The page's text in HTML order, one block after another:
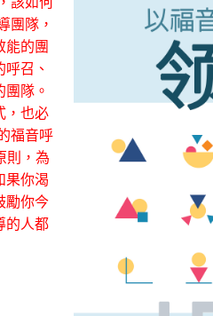
團隊，
能的團
召、
隊。
，也必
福音呼
則，為
果你渴
勵你今
的人都